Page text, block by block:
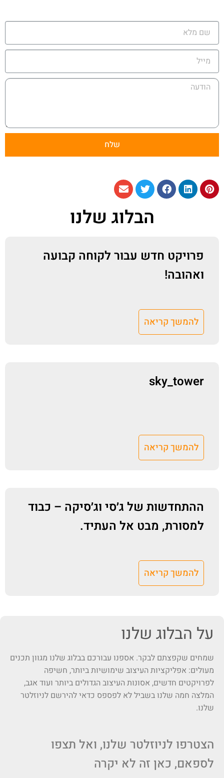
שלח
הבלוג שלנו
פרויקט חדש עבור לקוחה קבועה
ואהובה!
להמשך קריאה
sky_tower
להמשך קריאה
ההתחדשות של ג׳סי וג׳סיקה – כבוד
למסורת, מבט אל העתיד.
להמשך קריאה
על הבלוג שלנו
שמחים שקפצתם לבקר. אספנו עבורכם בבלוג שלנו מגוון תכנים
מעולים: אפליקציות העיצוב שימושיות ביותר, חשיפה
לפרויקטים חדשים, אסונות העיצוב הגדולים ביותר ועוד אגב,
המלצה חמה שלנו בשביל לא לפספס כדאי להירשם לניוזלטר
שלנו.
הצטרפו לניוזלטר שלנו, ואל תצפו
לספאם, כאן זה לא יקרה